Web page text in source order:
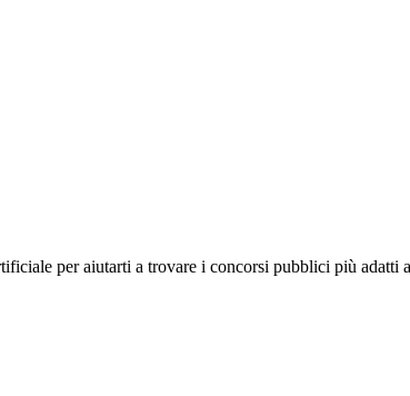
per aiutarti a trovare i concorsi pubblici più adatti